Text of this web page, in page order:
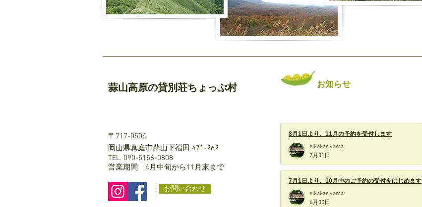
蒜山高原の貸別荘ちょっぷ村 お知らせ
〒717-0504
岡山県真庭市蒜山下福田 471-262
TEL. 090-5156-0808
営業期間 4月中旬から11月末まで
お問い合わせ
8月1日より、11月の予約を受付します
eikokariyama
7月31日
7月1日より、10月中のご予約の受付をはじめます
eikokariyama
6月30日